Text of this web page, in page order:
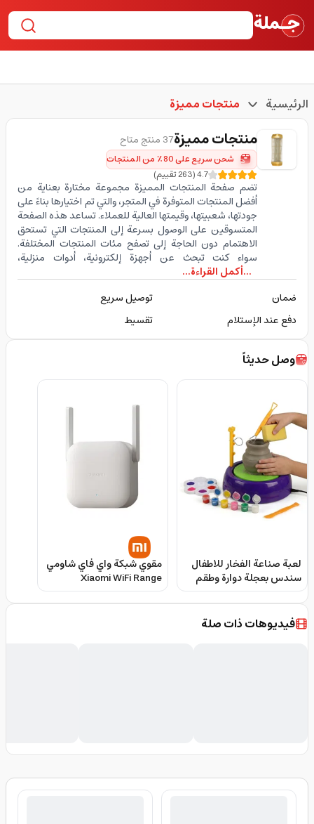
الرئيسية منتجات مميزة
منتجات مميزة37 منتج متاح
شحن سريع على 80٪ من المنتجات
4.7
(
263تقييم)
تضم صفحة المنتجات المميزة مجموعة مختارة بعناية من
أفضل المنتجات المتوفرة في المتجر، والتي تم اختيارها بناءً على
جودتها، شعبيتها، وقيمتها العالية للعملاء. تساعد هذه الصفحة
المتسوقين على الوصول بسرعة إلى المنتجات التي تستحق
الاهتمام دون الحاجة إلى تصفح مئات المنتجات المختلفة.
سواء كنت تبحث عن أجهزة إلكترونية، أدوات منزلية،
...أكمل القراءة...
ضمان
توصيل سريع
دفع عند الإستلام
تقسيط
وصل حديثاً
لعبة صناعة الفخار للاطفال
سندس بعجلة دوارة وطقم
الوان Sundus Pottery
Wheel Kit For Kids
مقوي شبكة واي فاي شاومي
Xiaomi WiFi Range
Extender N300
فيديوهات ذات صلة